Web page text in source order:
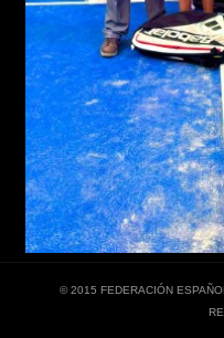
© 2015 FEDERACIÓN